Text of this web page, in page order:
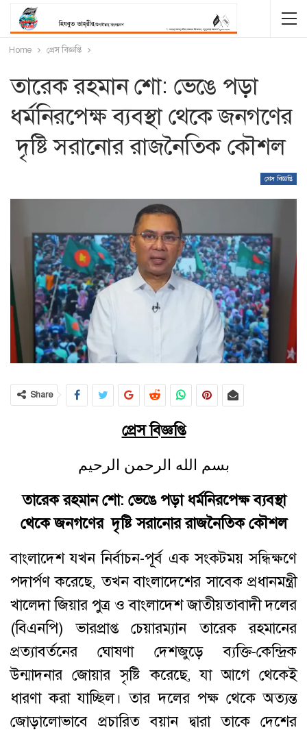
Home প্রেস বিজ্ঞপ্তি
তারেক রহমান শো: ভেঙে পড়া
ধর্মনিরপেক্ষ ব্যবস্থা থেকে জনগণের
দৃষ্টি সরানোর রাজনৈতিক কৌশল
প্রেস বিজ্ঞপ্তি
Share
প্রেস বিজ্ঞপ্তি
بسم الله الرحمن الرحيم
তারেক রহমান শো: ভেঙে পড়া ধর্মনিরপেক্ষ ব্যবস্থা
থেকেজনগণের দৃষ্টি সরানোর রাজনৈতিক কৌশল
বাংলাদেশ যখন নির্বাচন-পূর্ব এক সংকটময় সন্ধিক্ষণে
পদার্পণ করেছে, তখন বাংলাদেশের সাবেক প্রধানমন্ত্রী
খালেদা জিয়ার পুত্র ও বাংলাদেশ জাতীয়তাবাদী দলের
(বিএনপি) ভারপ্রাপ্ত চেয়ারম্যান তারেক রহমানের
প্রত্যাবর্তনের ঘোষণা দেশজুড়ে ব্যক্তি-কেন্দ্রিক
উন্মাদনার জোয়ার সৃষ্টি করেছে, যা আগে থেকেই
ধারণা করা যাচ্ছিল। তার দলের পক্ষ থেকে অত্যন্ত
জোড়ালোভাবে প্রচারিত বয়ান দ্বারা তাকে দেশের